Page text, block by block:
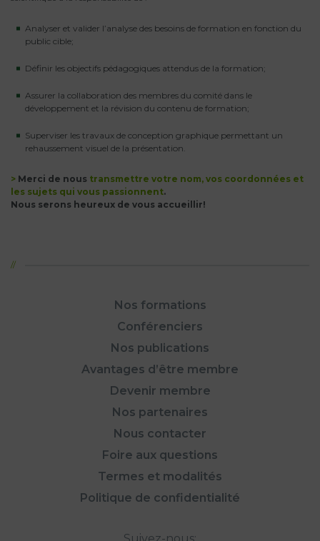
Analyser et valider l’analyse des besoins de formation en fonction du
public cible;
Définir les objectifs pédagogiques attendus de la formation;
Assurer la collaboration des membres du comité dans le
développement et la révision du contenu de formation;
Superviser les travaux de conception graphique permettant un
rehaussement visuel de la présentation.
> Merci de nous transmettre votre nom, vos coordonnées et
les sujets qui vous passionnent.
Nous serons heureux de vous accueillir!
Nos formations
Conférenciers
Nos publications
Avantages d’être membre
Devenir membre
Nos partenaires
Nous contacter
Foire aux questions
Termes et modalités
Politique de confidentialité